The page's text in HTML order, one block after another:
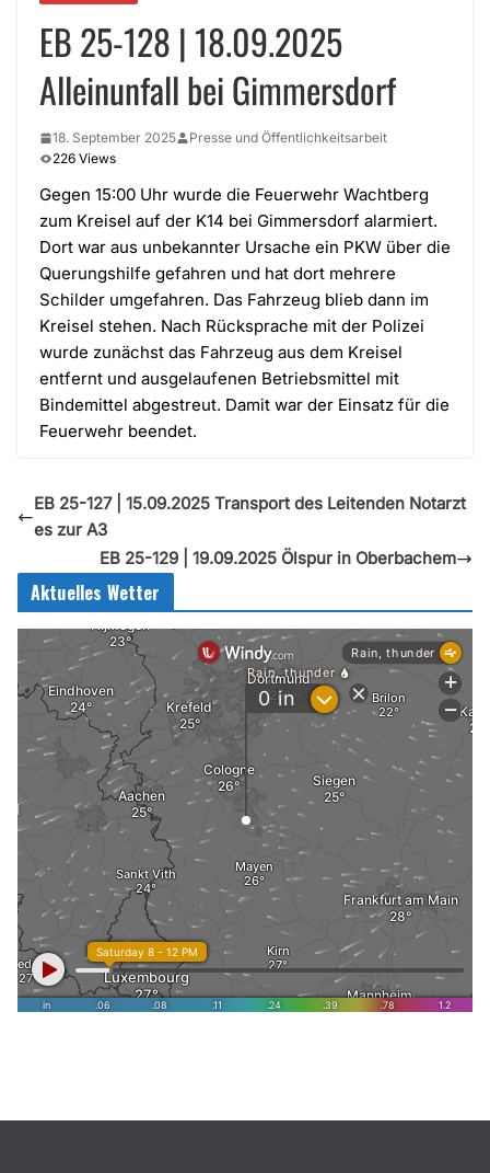
EB 25-128 | 18.09.2025
Alleinunfall bei Gimmersdorf
18. September 2025
Presse und Öffentlichkeitsarbeit
226 Views
Gegen 15:00 Uhr wurde die Feuerwehr Wachtberg
zum Kreisel auf der K14 bei Gimmersdorf alarmiert.
Dort war aus unbekannter Ursache ein PKW über die
Querungshilfe gefahren und hat dort mehrere
Schilder umgefahren. Das Fahrzeug blieb dann im
Kreisel stehen. Nach Rücksprache mit der Polizei
wurde zunächst das Fahrzeug aus dem Kreisel
entfernt und ausgelaufenen Betriebsmittel mit
Bindemittel abgestreut. Damit war der Einsatz für die
Feuerwehr beendet.
EB 25-127 | 15.09.2025 Transport des Leitenden Notarzt
es zur A3
EB 25-129 | 19.09.2025 Ölspur in Oberbachem
Aktuelles Wetter